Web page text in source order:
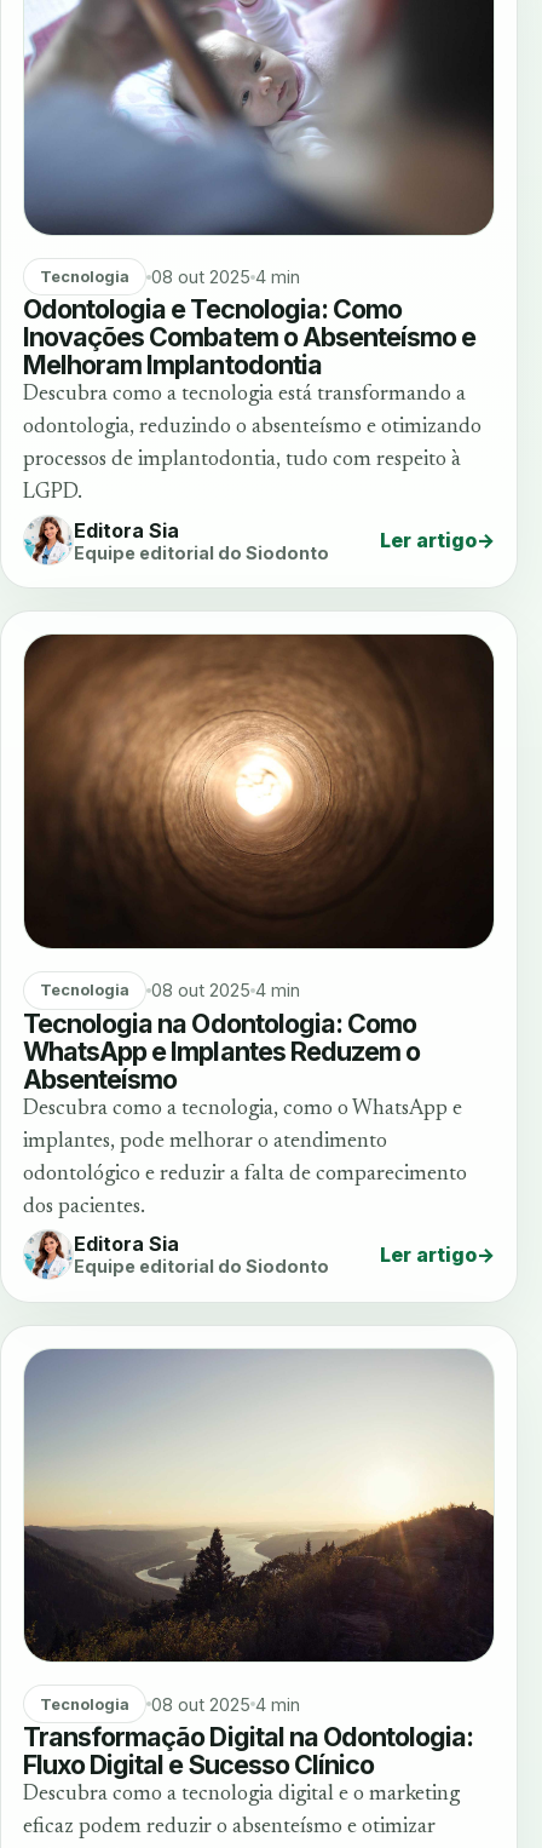
Tecnologia 08 out 2025 4 min
Odontologia e Tecnologia: Como
Inovações Combatem o Absenteísmo e
Melhoram Implantodontia
Descubra como a tecnologia está transformando a
odontologia, reduzindo o absenteísmo e otimizando
processos de implantodontia, tudo com respeito à
LGPD.
Editora Sia
Equipe editorial do Siodonto Ler artigo→
Tecnologia 08 out 2025 4 min
Tecnologia na Odontologia: Como
WhatsApp e Implantes Reduzem o
Absenteísmo
Descubra como a tecnologia, como o WhatsApp e
implantes, pode melhorar o atendimento
odontológico e reduzir a falta de comparecimento
dos pacientes.
Editora Sia
Equipe editorial do Siodonto Ler artigo→
Tecnologia 08 out 2025 4 min
Transformação Digital na Odontologia:
Fluxo Digital e Sucesso Clínico
Descubra como a tecnologia digital e o marketing
eficaz podem reduzir o absenteísmo e otimizar